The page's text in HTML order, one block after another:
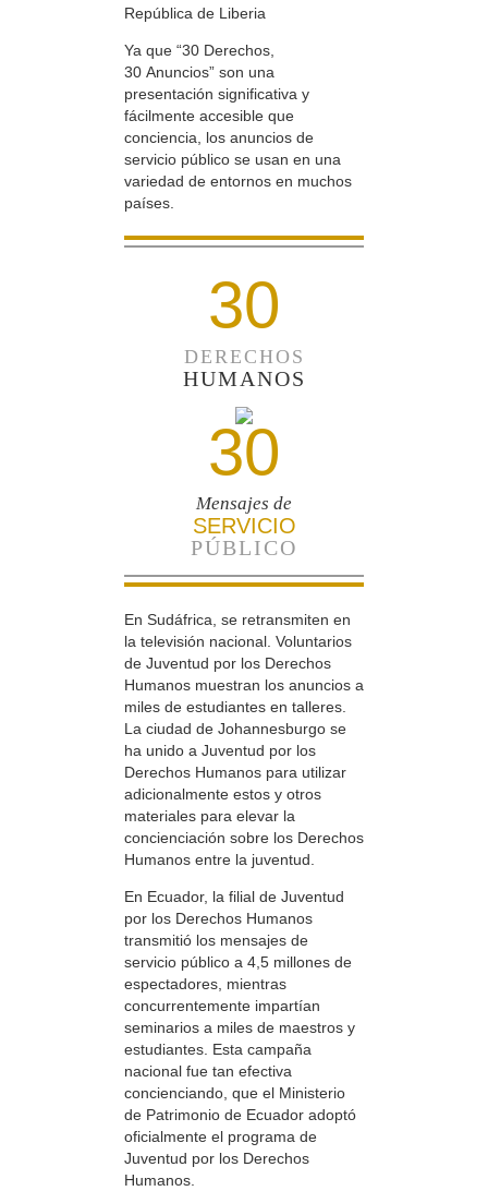
República de Liberia
Ya que “30 Derechos,
30 Anuncios” son una
presentación significativa y
fácilmente accesible que
conciencia, los anuncios de
servicio público se usan en una
variedad de entornos en muchos
países.
30
DERECHOS
HUMANOS
30
Mensajes de
SERVICIO
PÚBLICO
En Sudáfrica, se retransmiten en
la televisión nacional. Voluntarios
de Juventud por los Derechos
Humanos muestran los anuncios a
miles de estudiantes en talleres.
La ciudad de Johannesburgo se
ha unido a Juventud por los
Derechos Humanos para utilizar
adicionalmente estos y otros
materiales para elevar la
concienciación sobre los Derechos
Humanos entre la juventud.
En Ecuador, la filial de Juventud
por los Derechos Humanos
transmitió los mensajes de
servicio público a 4,5 millones de
espectadores, mientras
concurrentemente impartían
seminarios a miles de maestros y
estudiantes. Esta campaña
nacional fue tan efectiva
concienciando, que el Ministerio
de Patrimonio de Ecuador adoptó
oficialmente el programa de
Juventud por los Derechos
Humanos.